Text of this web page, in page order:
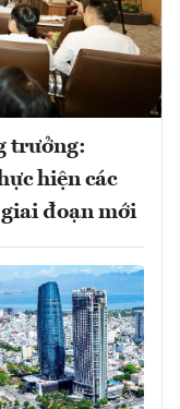
trưởng:
hiện các
đoạn mới